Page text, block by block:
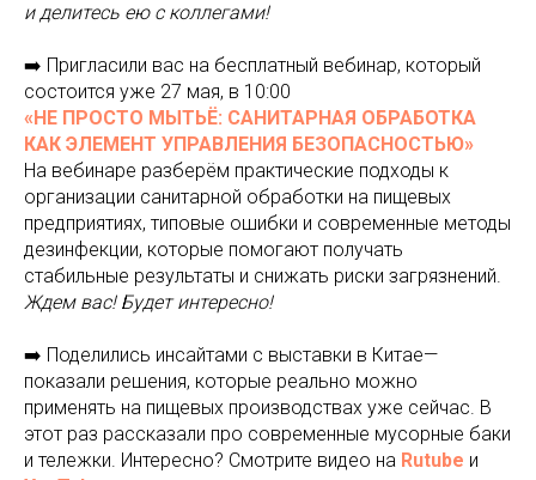
и делитесь ею с коллегами!
➡️ Пригласили вас на бесплатный вебинар, который
состоится уже 27 мая, в 10:00
«НЕ ПРОСТО МЫТЬЁ: САНИТАРНАЯ ОБРАБОТКА
КАК ЭЛЕМЕНТ УПРАВЛЕНИЯ БЕЗОПАСНОСТЬЮ»
На вебинаре разберём практические подходы к
организации санитарной обработки на пищевых
предприятиях, типовые ошибки и современные методы
дезинфекции, которые помогают получать
стабильные результаты и снижать риски загрязнений.
Ждем вас! Будет интересно!
➡️ Поделились инсайтами с выставки в Китае—
показали решения, которые реально можно
применять на пищевых производствах уже сейчас. В
этот раз рассказали про современные мусорные баки
и тележки. Интересно? Смотрите видео на Rutube и